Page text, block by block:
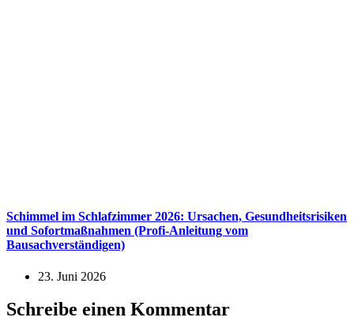
Schimmel im Schlafzimmer 2026: Ursachen, Gesundheitsrisiken
und Sofortmaßnahmen (Profi-Anleitung vom
Bausachverständigen)
23. Juni 2026
Schreibe einen Kommentar